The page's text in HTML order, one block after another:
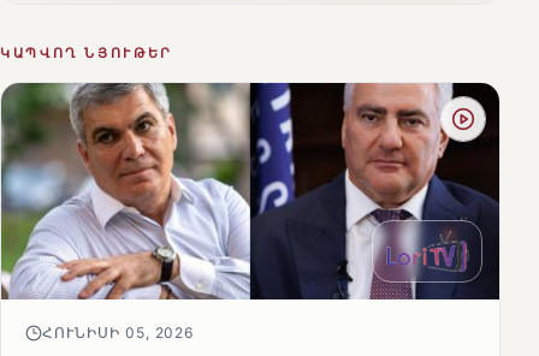
ԿԱՊՎՈՂ ՆՅՈՒԹԵՐ
ՀՈՒՆԻՍԻ 05, 2026